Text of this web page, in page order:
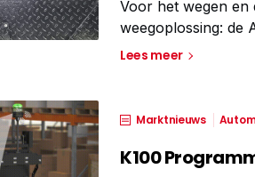
Voor het wegen
weegoplossing: de
uitgerust met de
Lees meer
Marktnieuws
K100